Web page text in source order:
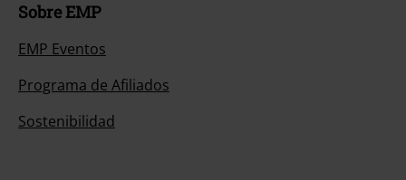
Sobre EMP
EMP Eventos
Programa de Afiliados
Sostenibilidad